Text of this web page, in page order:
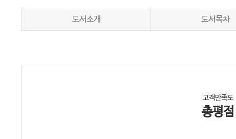
도서소개 도서목차
고객만족도
총평점